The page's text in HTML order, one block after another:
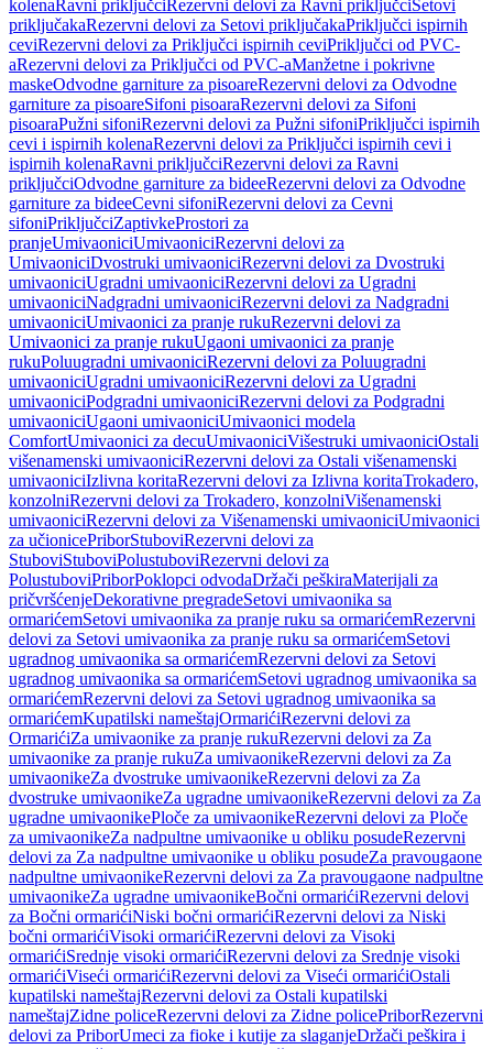
kolenaRavni priključciRezervni delovi za Ravni priključciSetovi
priključakaRezervni delovi za Setovi priključakaPriključci ispirnih
ceviRezervni delovi za Priključci ispirnih ceviPriključci od PVC-
aRezervni delovi za Priključci od PVC-aManžetne i pokrivne
maskeOdvodne garniture za pisoareRezervni delovi za Odvodne
garniture za pisoareSifoni pisoaraRezervni delovi za Sifoni
pisoaraPužni sifoniRezervni delovi za Pužni sifoniPriključci ispirnih
cevi i ispirnih kolenaRezervni delovi za Priključci ispirnih cevi i
ispirnih kolenaRavni priključciRezervni delovi za Ravni
priključciOdvodne garniture za bideeRezervni delovi za Odvodne
garniture za bideeCevni sifoniRezervni delovi za Cevni
sifoniPriključciZaptivkeProstori za
pranjeUmivaoniciUmivaoniciRezervni delovi za
UmivaoniciDvostruki umivaoniciRezervni delovi za Dvostruki
umivaoniciUgradni umivaoniciRezervni delovi za Ugradni
umivaoniciNadgradni umivaoniciRezervni delovi za Nadgradni
umivaoniciUmivaonici za pranje rukuRezervni delovi za
Umivaonici za pranje rukuUgaoni umivaonici za pranje
rukuPoluugradni umivaoniciRezervni delovi za Poluugradni
umivaoniciUgradni umivaoniciRezervni delovi za Ugradni
umivaoniciPodgradni umivaoniciRezervni delovi za Podgradni
umivaoniciUgaoni umivaoniciUmivaonici modela
ComfortUmivaonici za decuUmivaoniciVišestruki umivaoniciOstali
višenamenski umivaoniciRezervni delovi za Ostali višenamenski
umivaoniciIzlivna koritaRezervni delovi za Izlivna koritaTrokadero,
konzolniRezervni delovi za Trokadero, konzolniVišenamenski
umivaoniciRezervni delovi za Višenamenski umivaoniciUmivaonici
za učionicePriborStuboviRezervni delovi za
StuboviStuboviPolustuboviRezervni delovi za
PolustuboviPriborPoklopci odvodaDržači peškiraMaterijali za
pričvršćenjeDekorativne pregradeSetovi umivaonika sa
ormarićemSetovi umivaonika za pranje ruku sa ormarićemRezervni
delovi za Setovi umivaonika za pranje ruku sa ormarićemSetovi
ugradnog umivaonika sa ormarićemRezervni delovi za Setovi
ugradnog umivaonika sa ormarićemSetovi ugradnog umivaonika sa
ormarićemRezervni delovi za Setovi ugradnog umivaonika sa
ormarićemKupatilski nameštajOrmarićiRezervni delovi za
OrmarićiZa umivaonike za pranje rukuRezervni delovi za Za
umivaonike za pranje rukuZa umivaonikeRezervni delovi za Za
umivaonikeZa dvostruke umivaonikeRezervni delovi za Za
dvostruke umivaonikeZa ugradne umivaonikeRezervni delovi za Za
ugradne umivaonikePloče za umivaonikeRezervni delovi za Ploče
za umivaonikeZa nadpultne umivaonike u obliku posudeRezervni
delovi za Za nadpultne umivaonike u obliku posudeZa pravougaone
nadpultne umivaonikeRezervni delovi za Za pravougaone nadpultne
umivaonikeZa ugradne umivaonikeBočni ormarićiRezervni delovi
za Bočni ormarićiNiski bočni ormarićiRezervni delovi za Niski
bočni ormarićiVisoki ormarićiRezervni delovi za Visoki
ormarićiSrednje visoki ormarićiRezervni delovi za Srednje visoki
ormarićiViseći ormarićiRezervni delovi za Viseći ormarićiOstali
kupatilski nameštajRezervni delovi za Ostali kupatilski
nameštajZidne policeRezervni delovi za Zidne policePriborRezervni
delovi za PriborUmeci za fioke i kutije za slaganjeDržači peškira i